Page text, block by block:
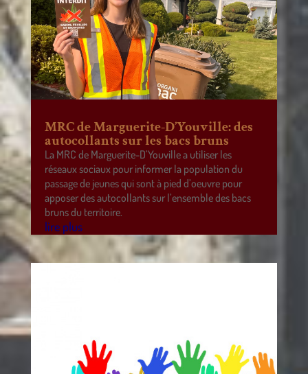
MRC de Marguerite-D’Youville: des
autocollants sur les bacs bruns
La MRC de Marguerite-D’Youville a utiliser les
réseaux sociaux pour informer la population du
passage de jeunes qui sont à pied d’oeuvre pour
apposer des autocollants sur l’ensemble des bacs
bruns du territoire.
lire plus